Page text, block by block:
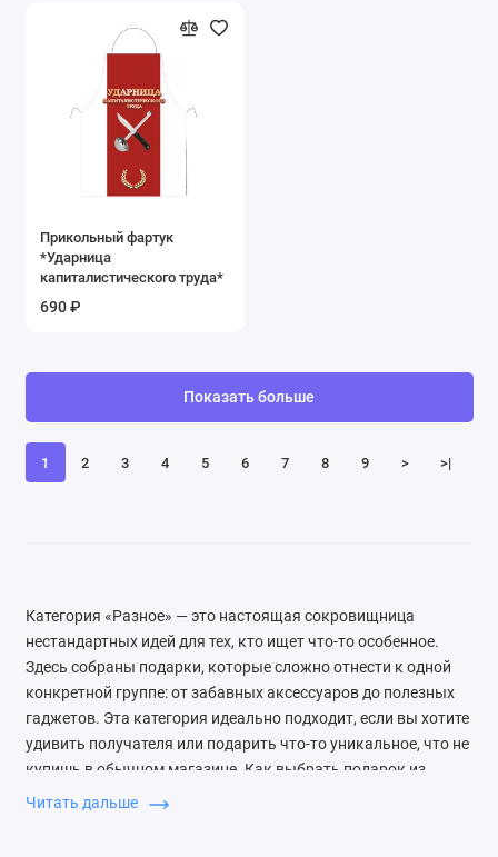
Прикольный фартук
*Ударница
капиталистического труда*
690 ₽
1 2 3 4 5 6 7 8 9 > >|
Показать больше
Категория «Разное» — это настоящая сокровищница
нестандартных идей для тех, кто ищет что-то особенное.
Здесь собраны подарки, которые сложно отнести к одной
конкретной группе: от забавных аксессуаров до полезных
гаджетов. Эта категория идеально подходит, если вы хотите
удивить получателя или подарить что-то уникальное, что не
купишь в обычном магазине. Как выбрать подарок из
категории «Разное»? Ориентируйтесь на интересы и хобби
Читать дальше